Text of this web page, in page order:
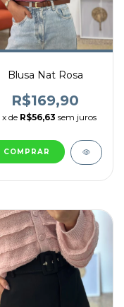
Blusa Nat Rosa
R$169,90
x de R$56,63 sem juros
COMPRAR